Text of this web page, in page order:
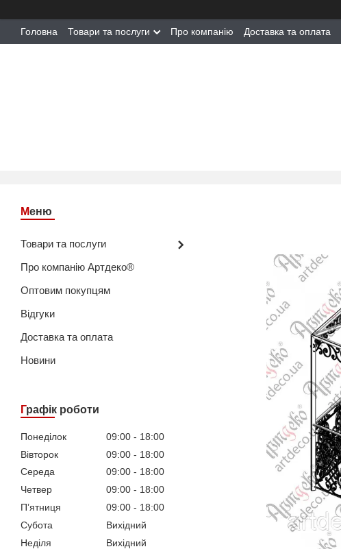
Головна Товари та послуги Про компанію Доставка та оплата
Товари та послуги
Про компанію Артдеко®
Оптовим покупцям
Відгуки
Доставка та оплата
Новини
Графік роботи
Понеділок 09:00
18:00
Вівторок
09:00
18:00
Середа
09:00
18:00
Четвер
09:00
18:00
Пʼятниця
09:00
18:00
Субота
Вихідний
Неділя
Вихідний